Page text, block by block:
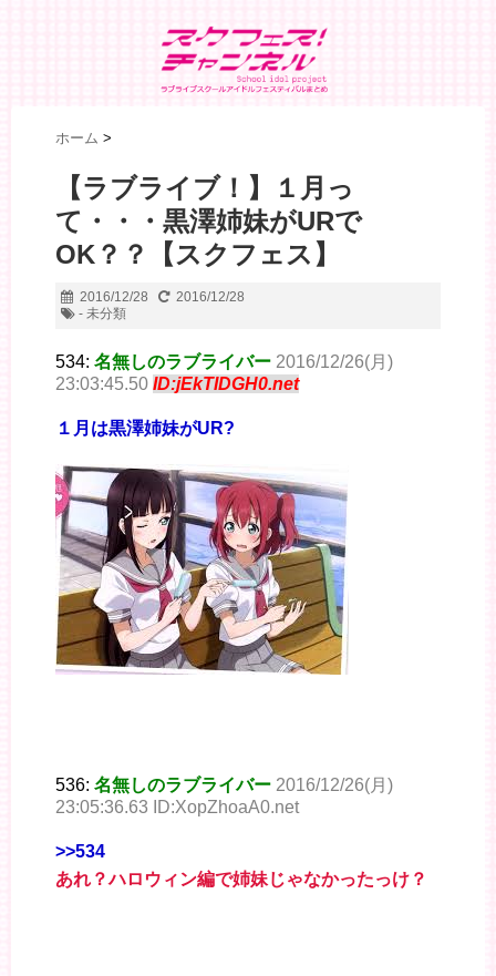
ホーム >
【ラブライブ！】１月っ
て・・・黒澤姉妹がURで
OK？？【スクフェス】
2016/12/28
2016/12/28
- 未分類
534: 名無しのラブライバー 2016/12/26(月)
23:03:45.50 ID:jEkTIDGH0.net
１月は黒澤姉妹がUR?
536: 名無しのラブライバー 2016/12/26(月)
23:05:36.63 ID:XopZhoaA0.net
>>534
あれ？ハロウィン編で姉妹じゃなかったっけ？